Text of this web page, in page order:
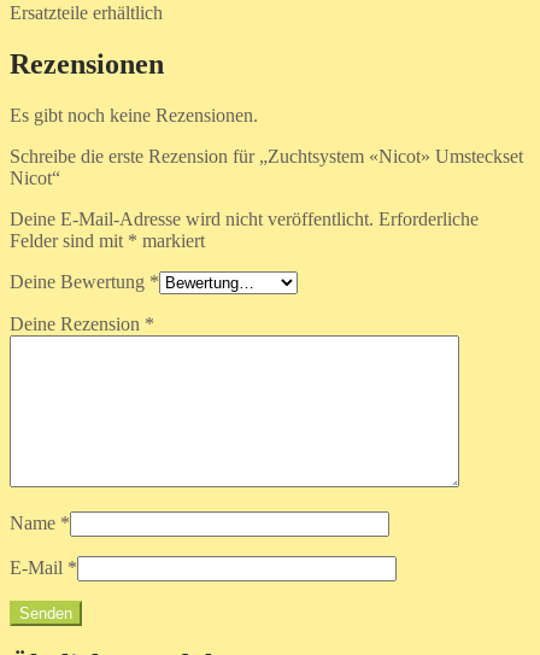
Ersatzteile erhältlich
Rezensionen
Es gibt noch keine Rezensionen.
Schreibe die erste Rezension für „Zuchtsystem «Nicot» Umsteckset
Nicot“
Deine E-Mail-Adresse wird nicht veröffentlicht. Erforderliche
Felder sind mit * markiert
Deine Bewertung *
Deine Rezension *
Name *
E-Mail *